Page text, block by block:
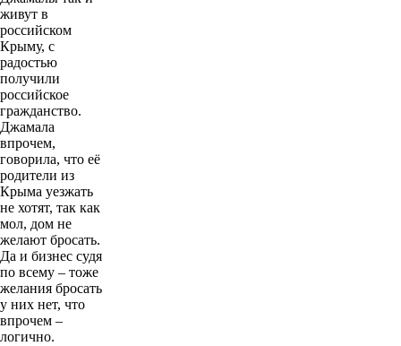
живут в
российском
Крыму, с
радостью
получили
российское
гражданство.
Джамала
впрочем,
говорила, что её
родители из
Крыма уезжать
не хотят, так как
мол, дом не
желают бросать.
Да и бизнес судя
по всему – тоже
желания бросать
у них нет, что
впрочем –
логично.